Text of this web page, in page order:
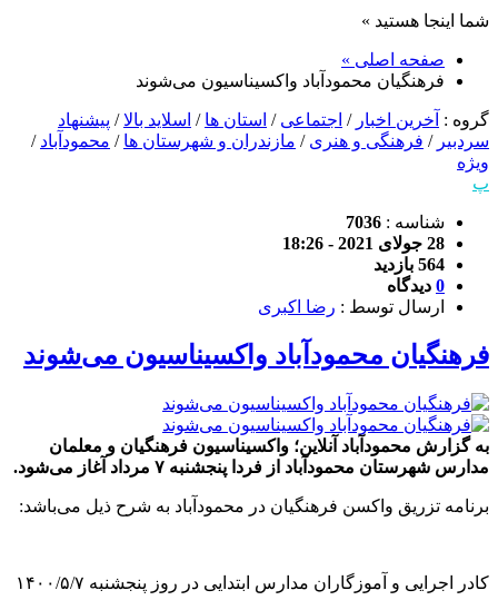
شما اینجا هستید »
صفحه اصلی »
فرهنگیان محمودآباد واکسیناسیون می‌شوند
گروه : آخرین اخبار / اجتماعی / استان ها / اسلاید بالا/ پیشنهاد
سردبیر / فرهنگی و هنری / مازندران و شهرستان ها / محمودآباد /
ویژه
پ
شناسه : 7036
28 جولای 2021 - 18:26
564 بازدید
0 دیدگاه
ارسال توسط : رضا اکبری
فرهنگیان محمودآباد واکسیناسیون می‌شوند
به گزارش محمودآباد آنلاین؛ واکسیناسیون فرهنگیان و معلمان
مدارس شهرستان محمودآباد از فردا پنجشنبه ۷ مرداد آغاز می‌شود.
برنامه تزریق واکسن فرهنگیان در محمودآباد به شرح ذیل می‌باشد:
کادر اجرایی و آموزگاران مدارس ابتدایی در روز پنجشنبه ۱۴۰۰/۵/۷